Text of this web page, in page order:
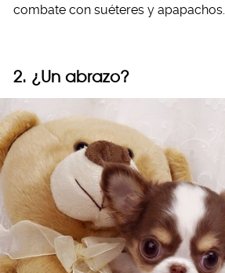
combate con suéteres y apapachos.
2. ¿Un abrazo?